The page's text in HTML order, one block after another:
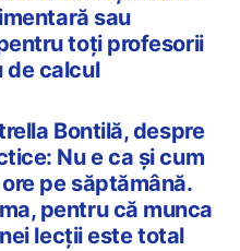
sau
toți profesorii
de calcul
Bontilă, despre
Nu e ca și cum
pe săptămână.
pentru că munca
lecții este total